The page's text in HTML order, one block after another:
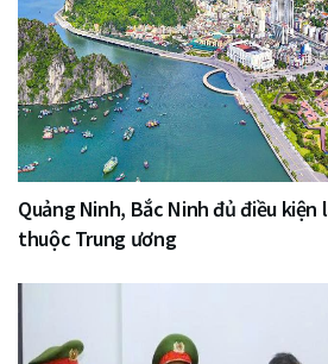
Quảng Ninh, Bắc Ninh đủ điều
thuộc Trung ương